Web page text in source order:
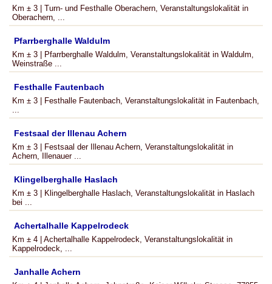
Km ± 3 | Turn- und Festhalle Oberachern, Veranstaltungslokalität in
Oberachern, ...
Pfarrberghalle Waldulm
Km ± 3 | Pfarrberghalle Waldulm, Veranstaltungslokalität in Waldulm,
Weinstraße ...
Festhalle Fautenbach
Km ± 3 | Festhalle Fautenbach, Veranstaltungslokalität in Fautenbach,
...
Festsaal der Illenau Achern
Km ± 3 | Festsaal der Illenau Achern, Veranstaltungslokalität in
Achern, Illenauer ...
Klingelberghalle Haslach
Km ± 3 | Klingelberghalle Haslach, Veranstaltungslokalität in Haslach
bei ...
Achertalhalle Kappelrodeck
Km ± 4 | Achertalhalle Kappelrodeck, Veranstaltungslokalität in
Kappelrodeck, ...
Janhalle Achern